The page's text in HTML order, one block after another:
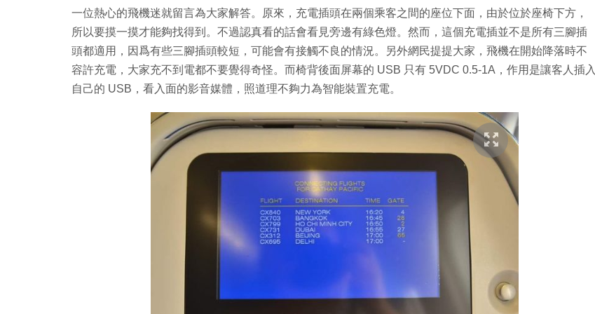
一位熱心的飛機迷就留言為大家解答。原來，充電插頭在兩個乘客之間的座位下面，由於位於座椅下方，
所以要摸一摸才能夠找得到。不過認真看的話會看見旁邊有綠色燈。然而，這個充電插並不是所有三腳插
頭都適用，因爲有些三腳插頭較短，可能會有接觸不良的情況。另外網民提提大家，飛機在開始降落時不
容許充電，大家充不到電都不要覺得奇怪。而椅背後面屏幕的 USB 只有 5VDC 0.5-1A，作用是讓客人插入
自己的 USB，看入面的影音媒體，照道理不夠力為智能裝置充電。